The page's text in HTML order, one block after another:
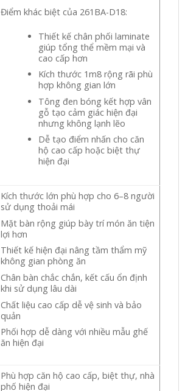
Điểm khác biệt của 261BA-D18:
Thiết kế chân phối laminate
giúp tổng thể mềm mại và
cao cấp hơn
Kích thước 1m8 rộng rãi phù
hợp không gian lớn
Tông đen bóng kết hợp vân
gỗ tạo cảm giác hiện đại
nhưng không lạnh lẽo
Dễ tạo điểm nhấn cho căn
hộ cao cấp hoặc biệt thự
hiện đại
Kích thước lớn phù hợp cho 6–8 người
sử dụng thoải mái
Mặt bàn rộng giúp bày trí món ăn tiện
lợi hơn
Thiết kế hiện đại nâng tầm thẩm mỹ
không gian phòng ăn
Chân bàn chắc chắn, kết cấu ổn định
khi sử dụng lâu dài
Chất liệu cao cấp dễ vệ sinh và bảo
quản
Phối hợp dễ dàng với nhiều mẫu ghế
ăn hiện đại
Phù hợp căn hộ cao cấp, biệt thự, nhà
phố hiện đại